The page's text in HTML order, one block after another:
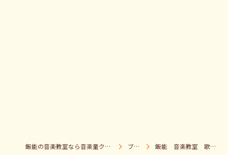
飯能の音楽教室なら音楽童クラブ Pパラダイス ブログ 飯能 音楽教室 歌と音楽のこと